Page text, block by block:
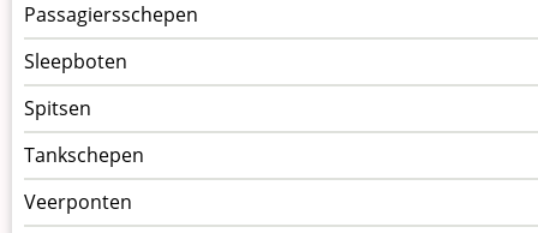
Passagiersschepen
Sleepboten
Spitsen
Tankschepen
Veerponten